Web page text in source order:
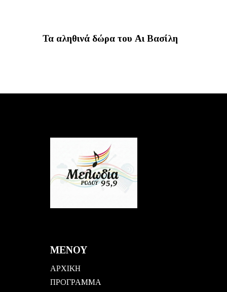
Τα αληθινά δώρα του Αι Βασίλη
ΜΕΝΟΥ
ΑΡΧΙΚΗ
ΠΡΟΓΡΑΜΜΑ